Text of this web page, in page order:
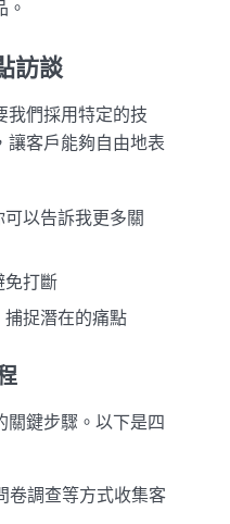
。
訪談
我們採用特定的技
讓客戶能夠自由地表
以告訴我更多關
免打斷
捉潛在的痛點
關鍵步驟。以下是四
卷調查等方式收集客